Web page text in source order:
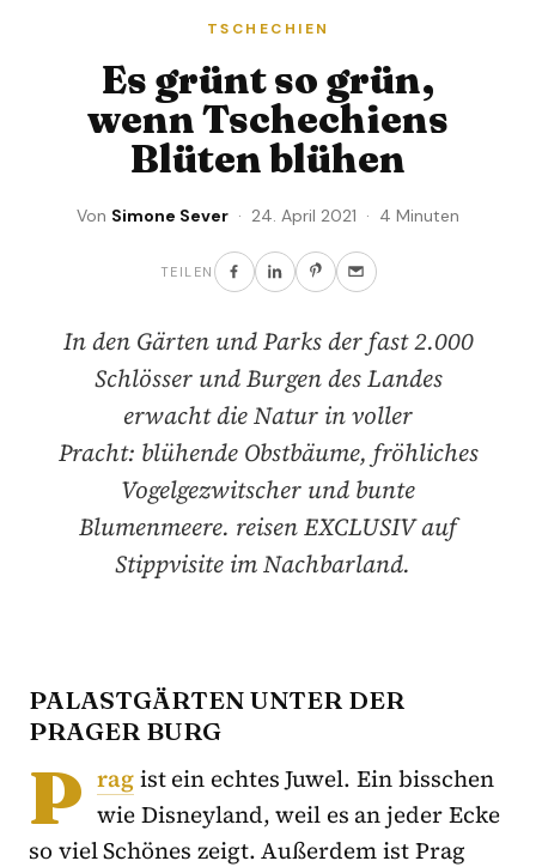
TSCHECHIEN
Es grünt so grün,
wenn Tschechiens
Blüten blühen
Von Simone Sever · 24. April 2021 · 4 Minuten
TEILEN
In den Gärten und Parks der fast 2.000
Schlösser und Burgen des Landes
erwacht die Natur in voller
Pracht: blühende Obstbäume, fröhliches
Vogelgezwitscher und bunte
Blumenmeere. reisen EXCLUSIV auf
Stippvisite im Nachbarland.
PALASTGÄRTEN UNTER DER
PRAGER BURG
P ragist ein echtes Juwel. Ein bisschen
wie Disneyland, weil es an jeder Ecke
so viel Schönes zeigt. Außerdem ist Prag